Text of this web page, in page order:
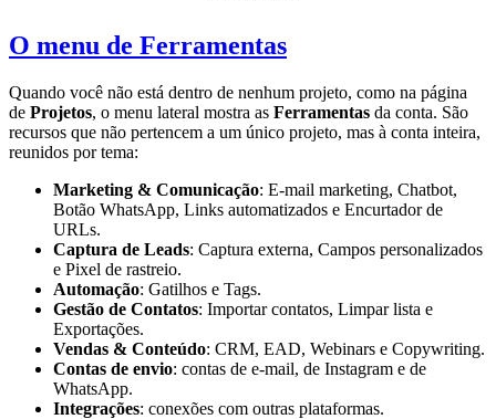
O menu de Ferramentas
Quando você não está dentro de nenhum projeto, como na página
de Projetos, o menu lateral mostra as Ferramentas da conta. São
recursos que não pertencem a um único projeto, mas à conta inteira,
reunidos por tema:
Marketing & Comunicação: E-mail marketing, Chatbot,
Botão WhatsApp, Links automatizados e Encurtador de
URLs.
Captura de Leads: Captura externa, Campos personalizados
e Pixel de rastreio.
Automação: Gatilhos e Tags.
Gestão de Contatos: Importar contatos, Limpar lista e
Exportações.
Vendas & Conteúdo: CRM, EAD, Webinars e Copywriting.
Contas de envio: contas de e-mail, de Instagram e de
WhatsApp.
Integrações: conexões com outras plataformas.